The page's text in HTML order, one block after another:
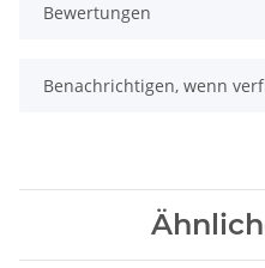
Bewertungen
Benachrichtigen, wenn